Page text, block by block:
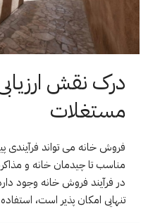
درک نقش
مستغلات
فروش خانه می تواند فرآیندی
مناسب تا چیدمان خانه و
در فرآیند فروش خانه وجود
تنهایی امکان پذیر است،